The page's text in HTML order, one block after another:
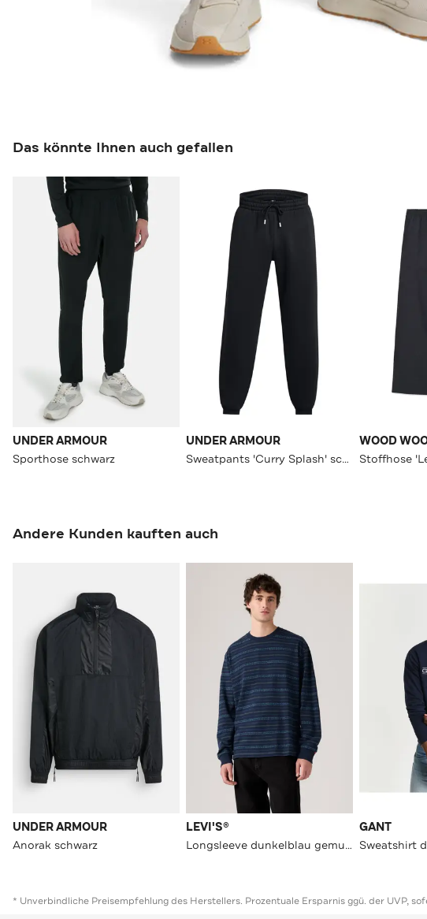
Das könnte Ihnen auch gefallen
UNDER ARMOUR
Sporthose schwarz
UNDER ARMOUR
Sweatpants 'Curry Splash' schwarz
WOOD
Stoffhose
Andere Kunden kauften auch
UNDER ARMOUR
Anorak schwarz
LEVI'S®
Longsleeve dunkelblau gemustert
GANT
Sweatshirt
* Unverbindliche Preisempfehlung des Herstellers. Prozentuale Ersparnis ggü. der UVP,